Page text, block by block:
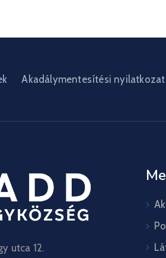
Akadálymentesítési nyilatkozat
utca 12.